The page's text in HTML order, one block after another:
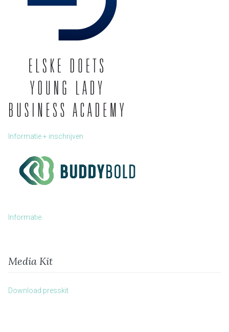
Informatie + inschrijven
Informatie
Media Kit
Download presskit